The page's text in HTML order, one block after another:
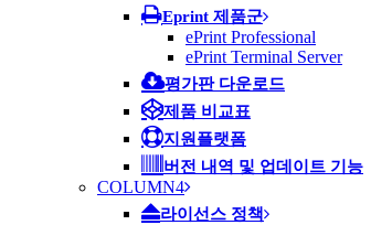
Eprint 제품군
ePrint Professional
ePrint Terminal Server
평가판 다운로드
제품 비교표
지원플랫폼
버전 내역 및 업데이트 기능
COLUMN4
라이선스 정책